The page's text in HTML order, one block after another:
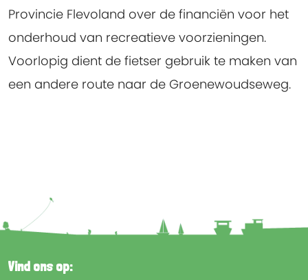
Provincie Flevoland over de financiën voor het
onderhoud van recreatieve voorzieningen.
Voorlopig dient de fietser gebruik te maken van
een andere route naar de Groenewoudseweg.
Vind ons op: